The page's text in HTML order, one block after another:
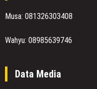
Musa: 081326303408
Wahyu: 08985639746
Data Media